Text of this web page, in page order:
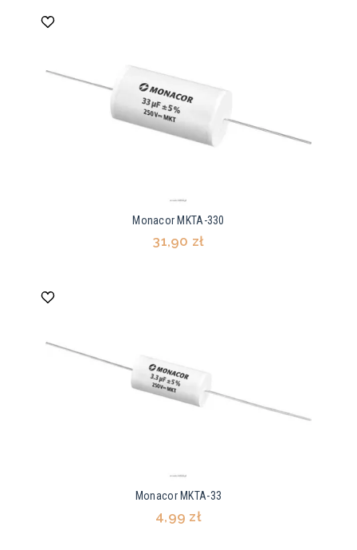
Monacor MKTA-330
31,90 zł
Monacor MKTA-33
4,99 zł